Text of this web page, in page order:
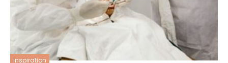
inspiration